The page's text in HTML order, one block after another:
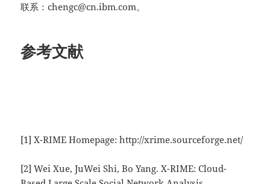
联系：chengc@cn.ibm.com。
参考文献
[1] X-RIME Homepage: http://xrime.sourceforge.net/
[2] Wei Xue, JuWei Shi, Bo Yang. X-RIME: Cloud-